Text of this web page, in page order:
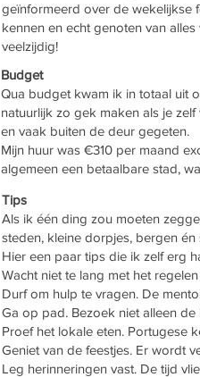
geïnformeerd over de wekelijkse
kennen en echt genoten van
veelzijdig!
Budget
Qua budget kwam ik in totaal uit
natuurlijk zo gek maken als je
en vaak buiten de deur gegeten.
Mijn huur was €310 per maand
algemeen een betaalbare stad,
Tips
Als ik één ding zou moeten
steden, kleine dorpjes, bergen
Hier een paar tips die ik zelf erg
Wacht niet te lang met het
Durf om hulp te vragen. De
Ga op pad. Bezoek niet alleen
Proef het lokale eten. Portugese
Geniet van de feestjes. Er wordt
Leg herinneringen vast. De tijd